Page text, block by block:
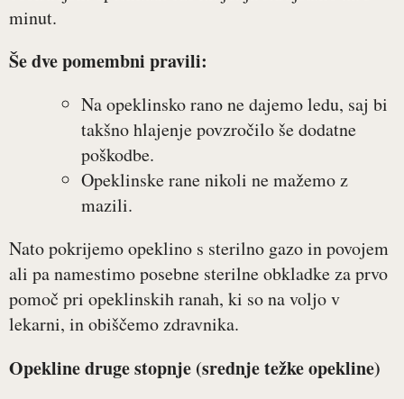
minut.
Še dve pomembni pravili:
Na opeklinsko rano ne dajemo ledu, saj bi
takšno hlajenje povzročilo še dodatne
poškodbe.
Opeklinske rane nikoli ne mažemo z
mazili.
Nato pokrijemo opeklino s sterilno gazo in povojem
ali pa namestimo posebne sterilne obkladke za prvo
pomoč pri opeklinskih ranah, ki so na voljo v
lekarni, in obiščemo zdravnika.
Opekline druge stopnje (srednje težke opekline)